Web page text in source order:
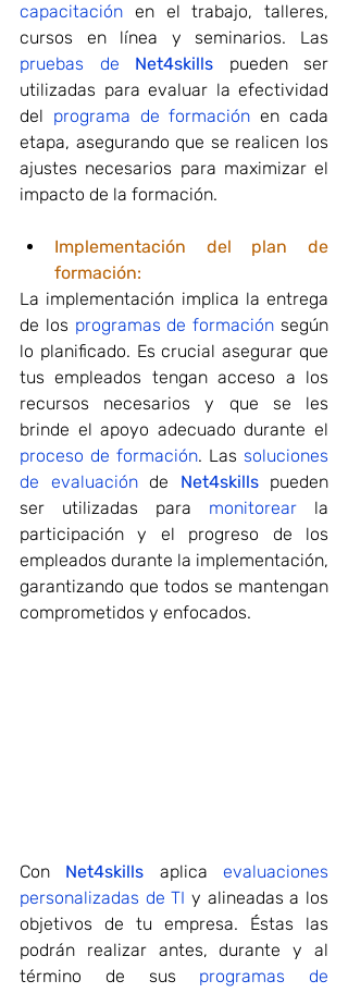
capacitación en el trabajo, talleres,
pruebas de Net4skills pueden ser
utilizadas para evaluar la efectividad
del programa de formación en cada
etapa, asegurando que se realicen los
ajustes necesarios para maximizar el
impacto de la formación.
Implementación del plan de
formación:
La implementación implica la entrega
de los programas de formación según
lo planificado. Es crucial asegurar que
tus empleados tengan acceso a los
recursos necesarios y que se les
proceso de formación. Las soluciones
de evaluación de Net4skills pueden
ser utilizadas para monitorear la
participación y el progreso de los
empleados durante la implementación,
garantizando que todos se mantengan
comprometidos y enfocados.
Con Net4skills aplica evaluaciones
personalizadas de TI y alineadas a los
objetivos de tu empresa. Éstas las
podrán realizar antes, durante y al
término de sus programas de